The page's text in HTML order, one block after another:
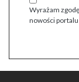
Wyrażam
nowości